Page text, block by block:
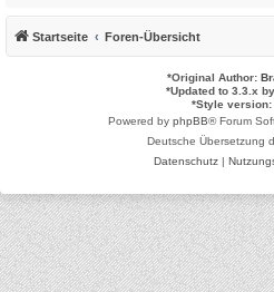
Startseite Foren-Übersicht
*Original Author:
*Updated to 3.3.x by
*Style version:
Powered by phpBB® Forum
Deutsche Übersetzung
Datenschutz|